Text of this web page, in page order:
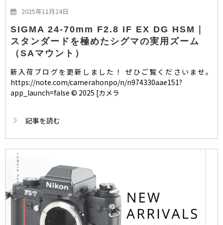
2025年11月24日
SIGMA 24-70mm F2.8 IF EX DG HSM｜
スタンダードを極めたシグマの実用ズーム
（SAマウント）
新入荷ブログを更新しました！ ぜひご覧くださいませ。
https://note.com/camerahonpo/n/n974330aae151?
app_launch=false © 2025 [カメラ
記事を読む